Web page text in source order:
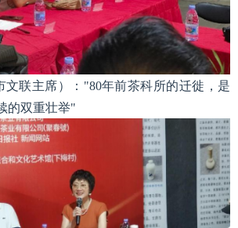
文联主席）："80年前茶科所的迁徙，是
的双重壮举"